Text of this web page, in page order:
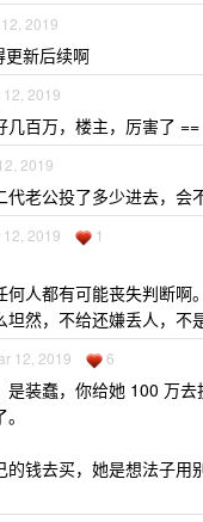
2019
更新后续啊
12, 2019
几百万，楼主，厉害了
2019
老公投了多少进去，会
12, 2019 1
何人都有可能丧失判断啊
然，不给还嫌丢人，不
12, 2019 6
是装蠢，你给她 100 万
的钱去买，她是想法子用